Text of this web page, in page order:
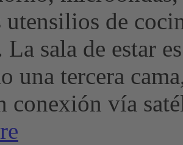
utensilios de
sala de estar
una tercera
conexión vía